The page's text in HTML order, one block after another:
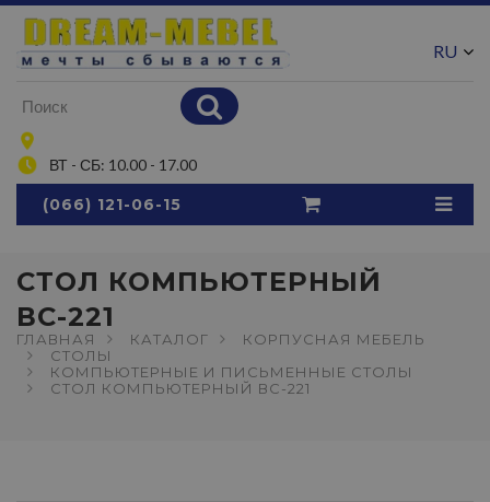
ВТ - СБ: 10.00 - 17.00
RU
(066) 121-06-15
СТОЛ КОМПЬЮТЕРНЫЙ
ВС-221
ГЛАВНАЯ КАТАЛОГ
КОРПУСНАЯ МЕБЕЛЬ
СТОЛЫ
КОМПЬЮТЕРНЫЕ И ПИСЬМЕННЫЕ СТОЛЫ
СТОЛ КОМПЬЮТЕРНЫЙ ВС-221